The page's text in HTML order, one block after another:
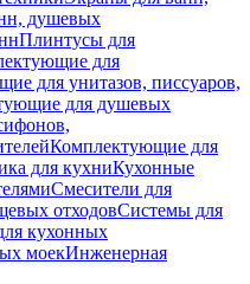
душевых
Плинтусы для
для
для унитазов, писсуаров,
для душевых
Комплектующие для
для кухниКухонные
Смесители для
отходовСистемы для
кухонных
моекИнженерная